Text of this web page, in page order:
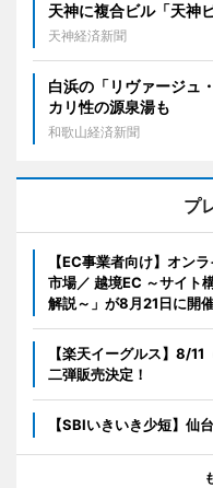
天神に複合ビル「天神
天神経済新聞
白浜の「リヴァージュ
カリ性の源泉湯も
和歌山経済新聞
プ
【EC事業者向け】オン
市場／ 越境EC ～サイト
解説～」が8月21日に開催
【楽天イーグルス】8/
二弾販売決定！
【SBIいきいき少短】仙